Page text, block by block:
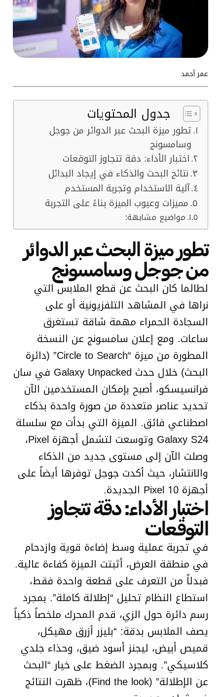
عمر أحمد
جدول المحتويات
تطور ميزة البحث عبر الدوائر من جوجل
وسامسونج
اختبار الأداء: دقة تتجاوز التوقعات
نتائج البحث والذكاء في إيجاد البدائل
آلية الاستخدام وتجربة المستخدم
مميزات وعيوب الميزة بناءً على التجربة
مواضيع مشابهة:
تطور ميزة البحث عبر الدوائر
من جوجل وسامسونج
لطالما كان البحث عن قطع الملابس التي
نراها في المشاهد التلفزيونية أو على
السجادة الحمراء مهمة شاقة تستغرق
ساعات. ومع إعلان سامسونج عن النسخة
المطورة من ميزة “Circle to Search” (دائرة
البحث) خلال حدث Galaxy Unpacked في سان
فرانسيسكو، أصبح بإمكان المستخدمين الآن
تحديد عناصر متعددة من صورة واحدة بذكاء
اصطناعي فائق. الميزة التي بدأت مع سلسلة
Galaxy S24 وتوسعت لتشمل أجهزة Pixel،
وصلت الآن إلى مستوى جديد من الذكاء
والانتشار، حيث أكدت جوجل توفرها أيضاً على
أجهزة Pixel 10 الجديدة.
اختبار الأداء: دقة تتجاوز
التوقعات
في تجربة عملية وسط إضاءة قوية وازدحام
في منطقة العرض، أثبتت الميزة كفاءة عالية.
فبدلاً من التعرف على قطعة واحدة فقط،
استطاع النظام تحليل “إطلالة كاملة”. بمجرد
رسم دائرة حول الزي، قدم المحرك ملخصاً ذكياً
يصف الملابس بدقة: “بليزر أزرق مهيكل،
قميص أبيض، ليجنز أسود ضيق، وحذاء جلدي
كلاسيكي”. وبمجرد الضغط على خيار “البحث
عن الإطلالة” (Find the look)، ظهرت النتائج